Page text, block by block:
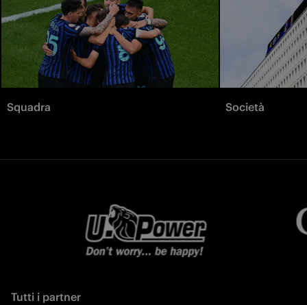
Squadra Società
Tutti i partner